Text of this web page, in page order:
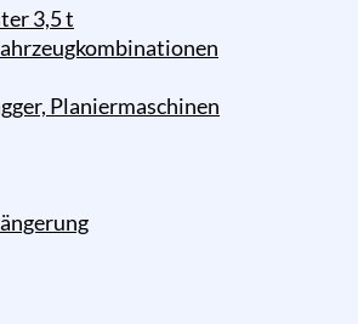
3,5 t
Planiermaschinen